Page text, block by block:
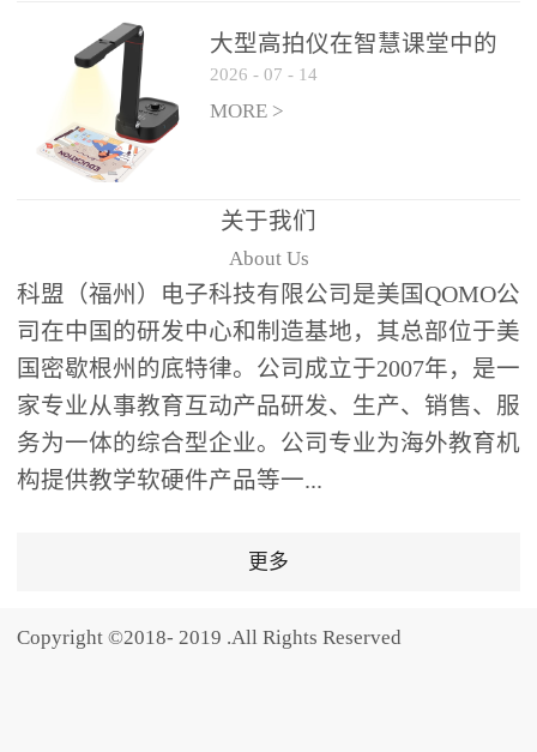
热情QVote 提供了丰富的
互动功能矩阵，满足不同
学科、不同教学目标的互
动需求：即时答题：支持
单选题、多选题、判断题
等基础题型，学生通过答
题器快速响应，系统实时
统计答题数据并生成可视
化图表，让教师瞬间掌握
学生知识掌握情况。主观
反馈：包含简答题、观点
阐述等开放式互动，鼓励
学生自由表达思考过程，
培养批判性思维与表达能
功能增加课堂趣味性，同
大型高拍仪在智慧课堂中的
实际应用
2026 - 07 - 14
MORE >
关于我们
About Us
科盟（福州）电子科技有限公司是美国QOMO公
司在中国的研发中心和制造基地，其总部位于美
国密歇根州的底特律。公司成立于2007年，是一
家专业从事教育互动产品研发、生产、销售、服
务为一体的综合型企业。公司专业为海外教育机
构提供教学软硬件产品等一...
更多
Copyright ©2018- 2019 .All Rights Reserved